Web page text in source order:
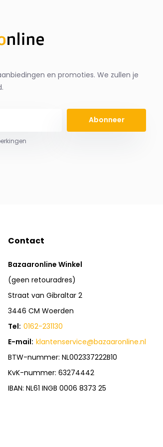
en promoties. We zullen je
Abonneer
Contact
Bazaaronline Winkel
(geen retouradres)
Straat van Gibraltar 2
3446 CM Woerden
Tel: 0162-231130
E-mail: klantenservice@bazaaronline.nl
BTW-nummer: NL002337222B10
KvK-nummer: 63274442
IBAN: NL61 INGB 0006 8373 25